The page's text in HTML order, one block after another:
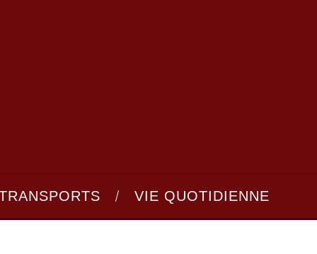
VIE QUOTIDIENNE